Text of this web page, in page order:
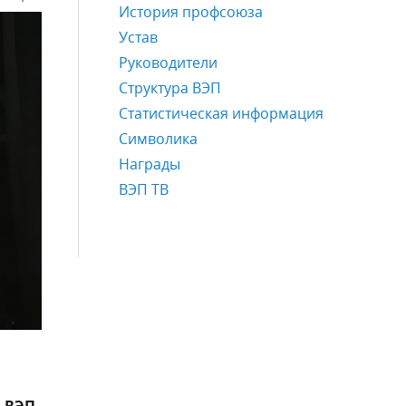
История профсоюза
Устав
Руководители
Структура ВЭП
Статистическая информация
Символика
Награды
ВЭП ТВ